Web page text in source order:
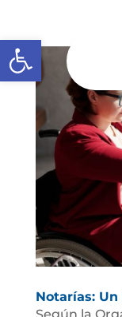
Abrir barra de
Notarías:
Según la